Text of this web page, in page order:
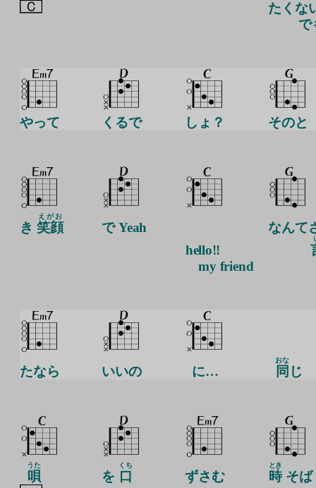
たくな
で
やって くるで しょ？ そのと
き笑顔
えがお
で Yeah
hello!!
my friend
なんて
たなら いいの に… 同
おな
じ
唄
うた
を 口
くち
ずさむ 時
とき
そば